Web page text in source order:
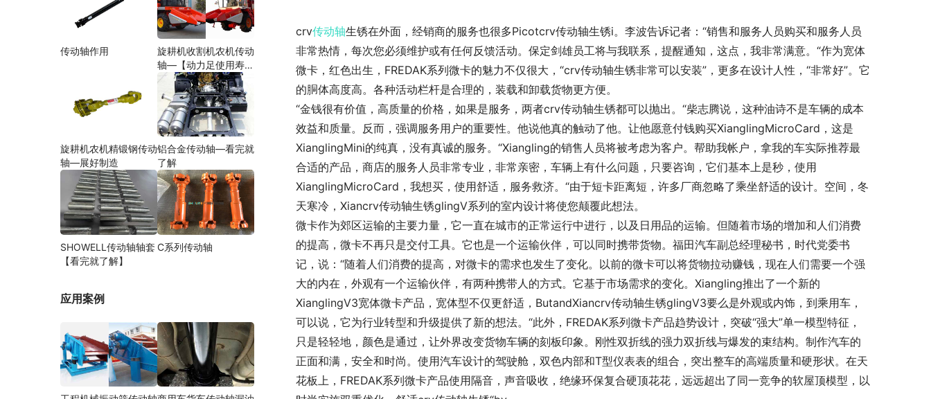
crv传动轴生锈在外面，经销商的服务也很多Picotcrv传动轴生锈i。李波告诉记者：“销售和服务人员购买和服务人员
非常热情，每次您必须维护或有任何反馈活动。保定剑雄员工将与我联系，提醒通知，这点，我非常满意。“作为宽体
微卡，红色出生，FREDAK系列微卡的魅力不仅很大，“crv传动轴生锈非常可以安装”，更多在设计人性，“非常好”。它
的胴体高度高。各种活动栏杆是合理的，装载和卸载货物更方便。
“金钱很有价值，高质量的价格，如果是服务，两者crv传动轴生锈都可以抛出。“柴志腾说，这种油诗不是车辆的成本
效益和质量。反而，强调服务用户的重要性。他说他真的触动了他。让他愿意付钱购买XianglingMicroCard，这是
XianglingMini的纯真，没有真诚的服务。“Xiangling的销售人员将被考虑为客户。帮助我帐户，拿我的车实际推荐最
合适的产品，商店的服务人员非常专业，非常亲密，车辆上有什么问题，只要咨询，它们基本上是秒，使用
XianglingMicroCard，我想买，使用舒适，服务救济。“由于短卡距离短，许多厂商忽略了乘坐舒适的设计。空间，冬
天寒冷，Xiancrv传动轴生锈glingV系列的室内设计将使您颠覆此想法。
微卡作为郊区运输的主要力量，它一直在城市的正常运行中进行，以及日用品的运输。但随着市场的增加和人们消费
的提高，微卡不再只是交付工具。它也是一个运输伙伴，可以同时携带货物。福田汽车副总经理秘书，时代党委书
记，说：“随着人们消费的提高，对微卡的需求也发生了变化。以前的微卡可以将货物拉动赚钱，现在人们需要一个强
大的内在，外观有一个运输伙伴，有两种携带人的方式。它基于市场需求的变化。Xiangling推出了一个新的
XianglingV3宽体微卡产品，宽体型不仅更舒适，ButandXiancrv传动轴生锈glingV3要么是外观或内饰，到乘用车，
可以说，它为行业转型和升级提供了新的想法。“此外，FREDAK系列微卡产品趋势设计，突破“强大”单一模型特征，
只是轻轻地，颜色是通过，让外界改变货物车辆的刻板印象。刚性双折线的强力双折线与爆发的束结构。制作汽车的
正面和满，安全和时尚。使用汽车设计的驾驶舱，双色内部和T型仪表表的组合，突出整车的高端质量和硬形状。在天
花板上，FREDAK系列微卡产品使用隔音，声音吸收，绝缘环保复合硬顶花花，远远超出了同一竞争的软屋顶模型，以
传动轴作用
旋耕机收割机农机传动
轴—【动力足使用寿命
久】
旋耕机农机精锻钢传动
轴—展好制造
铝合金传动轴—看完就
了解
SHOWELL传动轴轴套
【看完就了解】
C系列传动轴
应用案例